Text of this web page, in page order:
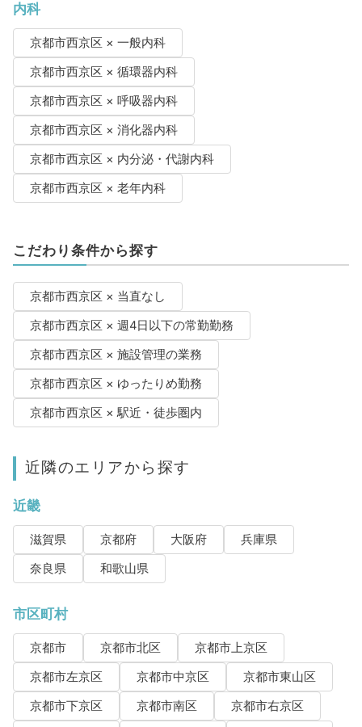
内科
京都市西京区 × 一般内科
京都市西京区 × 循環器内科
京都市西京区 × 呼吸器内科
京都市西京区 × 消化器内科
京都市西京区 × 内分泌・代謝内科
京都市西京区 × 老年内科
こだわり条件から探す
京都市西京区 × 当直なし
京都市西京区 × 週4日以下の常勤勤務
京都市西京区 × 施設管理の業務
京都市西京区 × ゆったりめ勤務
京都市西京区 × 駅近・徒歩圏内
近隣のエリアから探す
近畿
滋賀県 京都府 大阪府
兵庫県
奈良県
和歌山県
市区町村
京都市 京都市北区
京都市上京区
京都市左京区
京都市中京区
京都市東山区
京都市下京区
京都市南区
京都市右京区